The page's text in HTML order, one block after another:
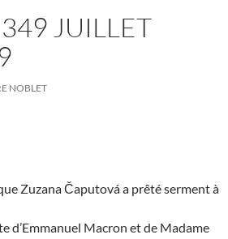
JUILLET
NOBLET
Zuzana Čaputová a prêté serment à
d’Emmanuel Macron et de Madame